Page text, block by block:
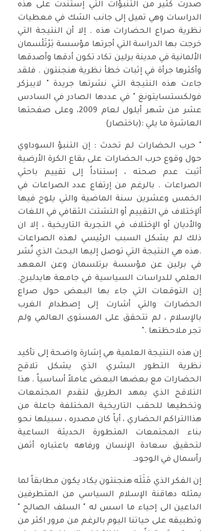
صدرت كثير من التنبؤات التي إستندت على هذه
الدراسات وهي تميل إلى جانب الشك في معطيات
نظرية صراع الحضارات هذه . إلا أن النتيجة التي
خرجت بها الدراسة التي أجرتها مؤسسة بَرْتَلْسمان
الألمانية في مدينة برلين تكاد تكون أدقها وأصدقها
وأكثرها جرأة في إثبات خطأ نظرية هنجنتون . فلقد
جاءت هذه النتيجة التي نشرتها جريدة " لايبزكر
فولكستسايتونغ " في عددها الصادر في السادس
عشر من شهر أيلول لعام 2009، وعلى صفحتها
العاشرة ما يلي :(باختصار)
" حرب الحضارات لم تحدث : إن التنبؤ السوداوي
حول وقوع حرب الحضارات على بقاع الكرة الأرضية
أثبت عدم صحته ، إستناداً إلى تقييم باحثي
الصراعات . بالرغم من إرتفاع عدد الصراعات في
الخمس وعشرين سنة الماضية والتي يلوح فيها
ألإختلاف في التقييم أو التشتت الثقافي في اللغات
والأديان أو الإختلاف في التجربة التاريخية ، إلا ان
ذلك لم يشكل السبب الرئيسي لهذه الصراعات
.هذه هي النتيجة التي توصل إليها البحث الذي نُشر
في برلين عن مؤسسة برتلسمان وعن المعهد
العلمي للدراسات السياسية في جامعة هايدلبرج.
إن التوقعات التي جاء بها البعض حول صراع
الحضارات والتي أشارت إلى إصطدام الغرب
بالإسلام ، لم تتحقق على المستوى العالمي ولم
تجر ملاحظتها ."
إن هذه النتيجة العلمية هي إشارة واضحة إلى تأكيد
نظرية التطور البشري الذي يشكل تلاقح
الحضارات مع بعضها البعض عاملاً أساسياً . هذا
التلاقح الذي يمهد الطريق لتقدم المجتمعات
وتخطيها للحقب التاريخية المختلفة جاعلة من
هذاالتراكم الحضاري ، أياً كان مصدره ، سبيلها نحو
بناء المجتمعات المتطورة الحديثة الساعية
لتحقيق سعادة الإنسان ورفاهه باعتباره أثمن
رأسمال في الوجود.
إن الفكر الذي مَثَلَه هنجنتون يكاد يكون مطابقاً لما
يمثله دهاقنة الإسلام السياسي من المتطرفين
الداعين الى إحياء ما اسس له " السلف الصالح "
وتطبيقه على حياتنا اليوم بالرغم من مرور اكثر من